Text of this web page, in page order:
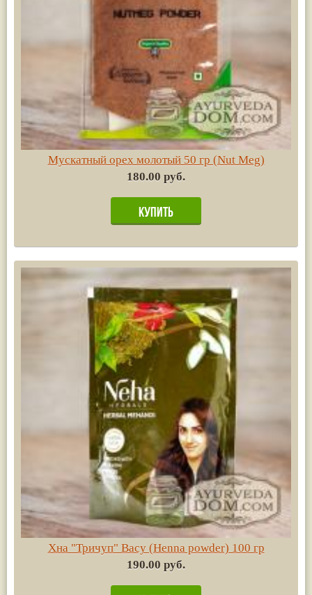
Мускатный орех молотый 50 гр (Nut Meg)
180.00 руб.
Хна "Тричуп" Васу (Henna powder) 100 гр
190.00 руб.